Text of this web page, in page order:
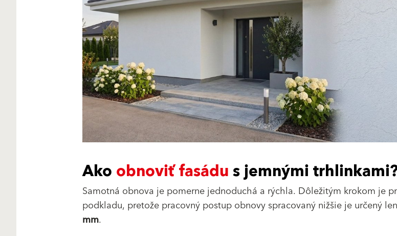
Akoobnoviťfasádus jemnými
Samotná obnova je pomerne jednoduchá a rýchla. Dôležitým krokom je
podkladu, pretože pracovný postup obnovy spracovaný nižšie je určený
mm.